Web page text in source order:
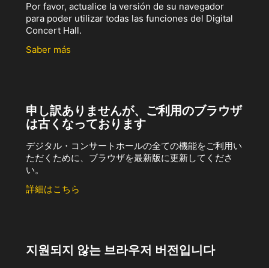
Por favor, actualice la versión de su navegador
para poder utilizar todas las funciones del Digital
Concert Hall.
Saber más
申し訳ありませんが、ご利用のブラウザ
は古くなっております
デジタル・コンサートホールの全ての機能をご利用い
ただくために、ブラウザを最新版に更新してくださ
い。
詳細はこちら
지원되지 않는 브라우저 버전입니다